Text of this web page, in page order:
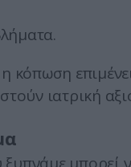
κόπωση
ιατρική
μπορεί